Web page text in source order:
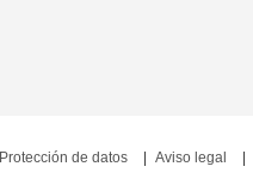
Protección de datos Aviso legal